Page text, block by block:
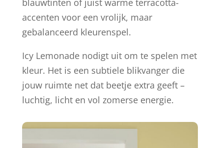
blauwtinten of juist warme terracotta-
accenten voor een vrolijk, maar
gebalanceerd kleurenspel.
Icy Lemonade nodigt uit om te spelen met
kleur. Het is een subtiele blikvanger die
jouw ruimte net dat beetje extra geeft –
luchtig, licht en vol zomerse energie.